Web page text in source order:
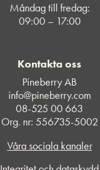
Måndag till fredag:
09:00 – 17:00
Kontakta oss
Pineberry AB
info@pineberry.com
08-525 00 663
Org. nr: 556735-5002
Våra sociala kanaler